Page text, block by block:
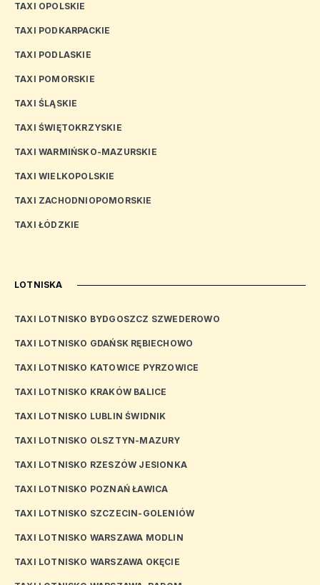
TAXI OPOLSKIE
TAXI PODKARPACKIE
TAXI PODLASKIE
TAXI POMORSKIE
TAXI ŚLĄSKIE
TAXI ŚWIĘTOKRZYSKIE
TAXI WARMIŃSKO-MAZURSKIE
TAXI WIELKOPOLSKIE
TAXI ZACHODNIOPOMORSKIE
TAXI ŁÓDZKIE
LOTNISKA
TAXI LOTNISKO BYDGOSZCZ SZWEDEROWO
TAXI LOTNISKO GDAŃSK RĘBIECHOWO
TAXI LOTNISKO KATOWICE PYRZOWICE
TAXI LOTNISKO KRAKÓW BALICE
TAXI LOTNISKO LUBLIN ŚWIDNIK
TAXI LOTNISKO OLSZTYN-MAZURY
TAXI LOTNISKO RZESZÓW JESIONKA
TAXI LOTNISKO POZNAŃ ŁAWICA
TAXI LOTNISKO SZCZECIN-GOLENIÓW
TAXI LOTNISKO WARSZAWA MODLIN
TAXI LOTNISKO WARSZAWA OKĘCIE